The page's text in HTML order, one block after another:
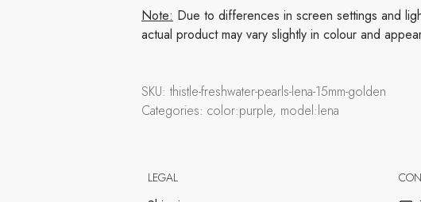
Note: Due to differences in screen settings and
actual product may vary slightly in colour and
SKU: thistle-freshwater-pearls-lena-15mm-golden
Categories: color:purple, model:lena
LEGAL